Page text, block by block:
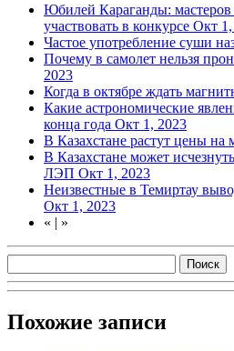
Юбилей Караганды:
участвовать в конкурсе Окт 1,
Частое употребление суши
Почему в самолет нельзя
2023
Когда в октябре ждать
Какие астрономические
конца года Окт 1, 2023
В Казахстане растут цены на
В Казахстане может
ЛЭП Окт 1, 2023
Неизвестные в Темиртау
Окт 1, 2023
« | »
Похожие записи